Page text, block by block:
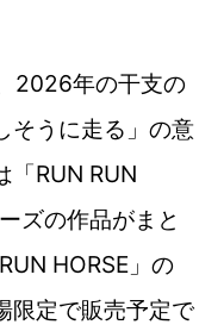
2026年の干支の
そうに走る」の意
「RUN RUN
ズの作品がまと
HORSE」の
限定で販売予定で